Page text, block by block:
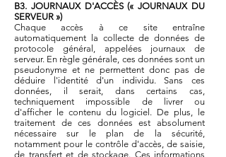
B3. JOURNAUX D'ACCÈS (« JOURNAUX DU
SERVEUR »)
Chaque accès à ce site entraîne
automatiquement la collecte de données de
protocole général, appelées journaux de
serveur. En règle générale, ces données sont un
pseudonyme et ne permettent donc pas de
déduire l'identité d'un individu. Sans ces
données, il serait, dans certains cas,
techniquement impossible de livrer ou
d'afficher le contenu du logiciel. De plus, le
traitement de ces données est absolument
nécessaire sur le plan de la sécurité,
notamment pour le contrôle d'accès, de saisie,
de transfert et de stockage. Ces informations